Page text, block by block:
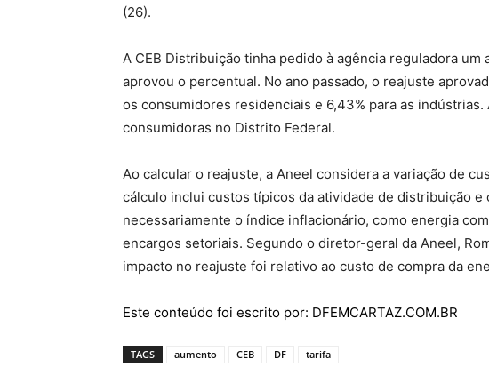
(26).
A CEB Distribuição tinha pedido à agência reguladora um
aprovou o percentual. No ano passado, o reajuste
os consumidores residenciais e 6,43% para as indústrias.
consumidoras no Distrito Federal.
Ao calcular o reajuste, a Aneel considera a variação de
cálculo inclui custos típicos da atividade de distribuição e
necessariamente o índice inflacionário, como energia
encargos setoriais. Segundo o diretor-geral da Aneel,
impacto no reajuste foi relativo ao custo de compra da
Este conteúdo foi escrito por: DFEMCARTAZ.COM.BR
TAGS aumento CEB DF tarifa